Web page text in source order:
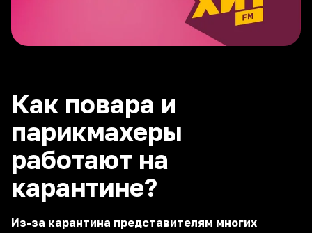
Как повара и
парикмахеры
работают на
карантине?
Из-за карантина представителям многих